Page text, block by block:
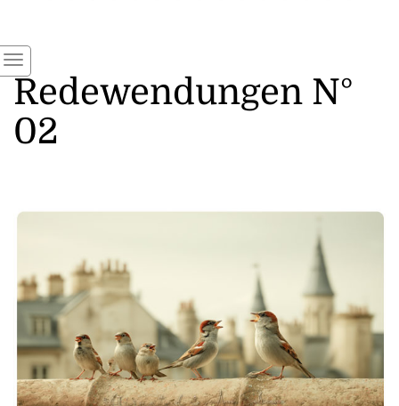
Redewendungen N°
02